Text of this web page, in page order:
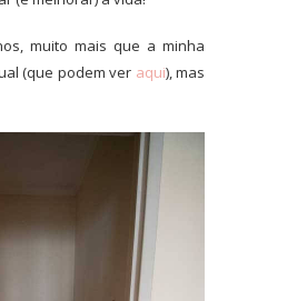
muito mais que a minha
(que podem ver aqui), mas